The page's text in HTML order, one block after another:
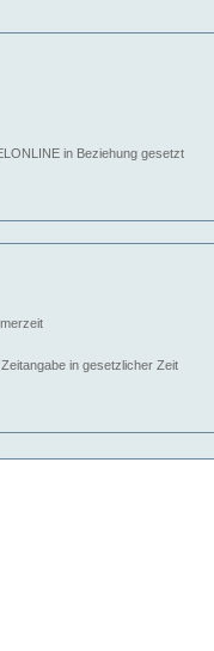
in Beziehung gesetzt
in gesetzlicher Zeit